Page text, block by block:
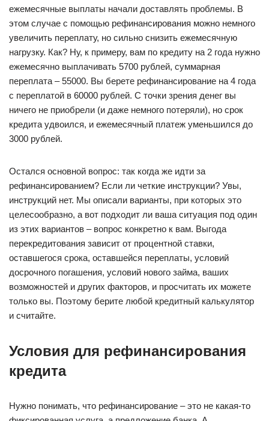
ежемесячные выплаты начали доставлять проблемы. В
этом случае с помощью рефинансирования можно немного
увеличить переплату, но сильно снизить ежемесячную
нагрузку. Как? Ну, к примеру, вам по кредиту на 2 года нужно
ежемесячно выплачивать 5700 рублей, суммарная
переплата – 55000. Вы берете рефинансирование на 4 года
с переплатой в 60000 рублей. С точки зрения денег вы
ничего не приобрели (и даже немного потеряли), но срок
кредита удвоился, и ежемесячный платеж уменьшился до
3000 рублей.
Остался основной вопрос: так когда же идти за
рефинансированием? Если ли четкие инструкции? Увы,
инструкций нет. Мы описали варианты, при которых это
целесообразно, а вот подходит ли ваша ситуация под один
из этих вариантов – вопрос конкретно к вам. Выгода
перекредитования зависит от процентной ставки,
оставшегося срока, оставшейся переплаты, условий
досрочного погашения, условий нового займа, ваших
возможностей и других факторов, и просчитать их можете
только вы. Поэтому берите любой кредитный калькулятор
и считайте.
Условия для рефинансирования
кредита
Нужно понимать, что рефинансирование – это не какая-то